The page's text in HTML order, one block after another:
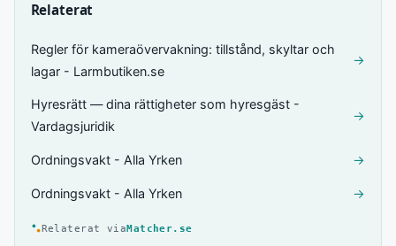
Relaterat
Regler för kameraövervakning: tillstånd, skyltar och
lagar - Larmbutiken.se
→
Hyresrätt — dina rättigheter som hyresgäst -
Vardagsjuridik
→
Ordningsvakt - Alla Yrken →
Ordningsvakt - Alla Yrken →
Relaterat viaMatcher.se